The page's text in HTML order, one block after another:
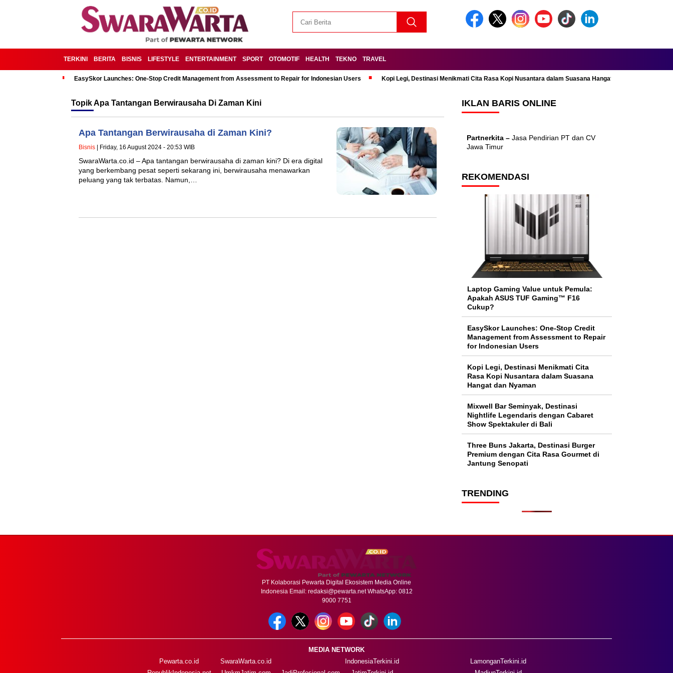
TERKINI BERITA BISNIS LIFESTYLE ENTERTAINMENT SPORT OTOMOTIF HEALTH TEKNO TRAVEL
EasySkor Launches: One-Stop Credit Management from Assessment to Repair for Indonesian Users Kopi Legi, Destinasi Menikmati Cita Rasa Kopi Nusantara dalam Suasana Hangat dan Nyaman
TopikApa Tantangan Berwirausaha Di Zaman Kini
Apa Tantangan Berwirausaha di Zaman Kini?
Bisnis | Friday, 16 August 2024 - 20:53 WIB
SwaraWarta.co.id – Apa tantangan berwirausaha di zaman kini? Di era digital
yang berkembang pesat seperti sekarang ini, berwirausaha menawarkan
peluang yang tak terbatas. Namun,…
IKLAN BARIS ONLINE
Partnerkita – Jasa Pendirian PT dan CV
Jawa Timur
REKOMENDASI
Laptop Gaming Value untuk Pemula:
Apakah ASUS TUF Gaming™ F16
Cukup?
EasySkor Launches: One-Stop Credit
Management from Assessment to Repair
for Indonesian Users
Kopi Legi, Destinasi Menikmati Cita
Rasa Kopi Nusantara dalam Suasana
Hangat dan Nyaman
Mixwell Bar Seminyak, Destinasi
Nightlife Legendaris dengan Cabaret
Show Spektakuler di Bali
Three Buns Jakarta, Destinasi Burger
Premium dengan Cita Rasa Gourmet di
Jantung Senopati
TRENDING
PT Kolaborasi Pewarta Digital Ekosistem Media Online
Indonesia Email: redaksi@pewarta.netWhatsApp: 0812
9000 7751
MEDIA NETWORK
Pewarta.co.id
SwaraWarta.co.id
IndonesiaTerkini.id
LamonganTerkini.id